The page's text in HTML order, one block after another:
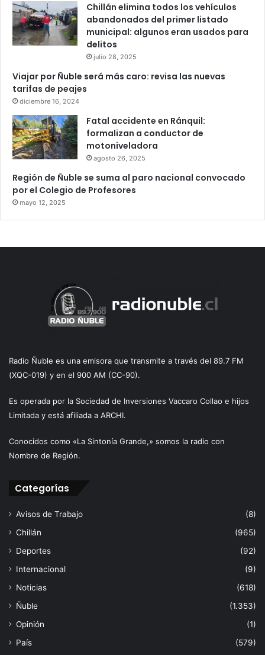
Chillán elimina todos los vehículos
abandonados del primer listado
municipal: algunos eran usados para
delitos
julio 28, 2025
Viajar por Ñuble será más caro: revisa las nuevas
tarifas de peajes
diciembre 16, 2024
Fatal accidente en Ránquil:
formalizan a conductor de
motoniveladora
agosto 26, 2025
Región de Ñuble se suma al paro nacional convocado
por el Colegio de Profesores
mayo 12, 2025
Radio Ñuble es una emisora que transmite a través del 89.7 FM
(XQC-019) y en el 900 AM (CC-90).
Es operada por la Sociedad de Inversiones Vaccaro Collao e hijos
Limitada y está afiliada a ARCHI.
Conocidos como «La Sintonía Grande,» somos la radio con
Nombre de Región.
Categorías
Avisos de Trabajo
(8)
Chillán
(965)
Deportes
(92)
Internacional
(9)
Noticias
(618)
Ñuble
(1.353)
Opinión
(1)
País
(579)